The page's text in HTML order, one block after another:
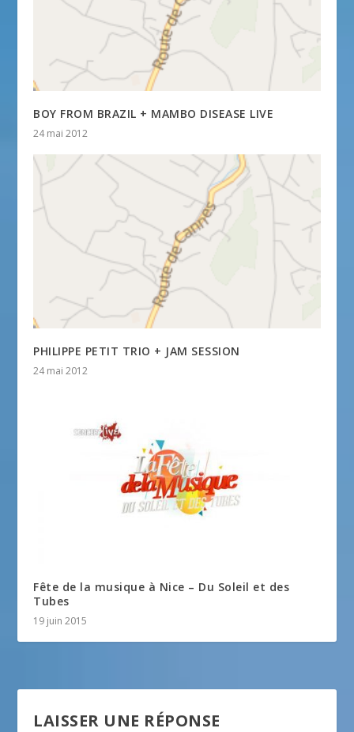
BOY FROM BRAZIL + MAMBO DISEASE LIVE
24 mai 2012
PHILIPPE PETIT TRIO + JAM SESSION
24 mai 2012
Fête de la musique à Nice – Du Soleil et des
Tubes
19 juin 2015
LAISSER UNE RÉPONSE